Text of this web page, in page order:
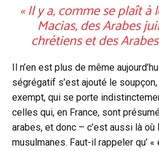
« Il y a, comme se plaît à
Macias, des Arabes
chrétiens et des
Il n’en est plus de même
ségrégatif s’est ajouté le
exempt, qui se porte
celles qui, en France, sont
arabes, et donc – c’est aussi là
musulmanes. Faut-il rappeler qu’